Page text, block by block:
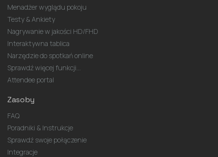
Menadżer wyglądu pokoju
Testy & Ankiety
Nagrywanie w jakości HD/FHD
Interaktywna tablica
Narzędzie do spotkań online
Sprawdź więcej funkcji...
Attendee portal
Zasoby
FAQ
Poradniki & Instrukcje
Sprawdź swoje połączenie
Integracje